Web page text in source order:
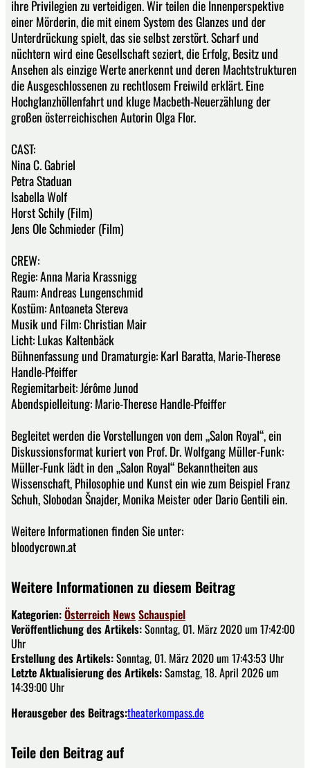
ihre Privilegien zu verteidigen. Wir teilen die Innenperspektive
einer Mörderin, die mit einem System des Glanzes und der
Unterdrückung spielt, das sie selbst zerstört. Scharf und
nüchtern wird eine Gesellschaft seziert, die Erfolg, Besitz und
Ansehen als einzige Werte anerkennt und deren Machtstrukturen
die Ausgeschlossenen zu rechtlosem Freiwild erklärt. Eine
Hochglanzhöllenfahrt und kluge Macbeth-Neuerzählung der
großen österreichischen Autorin Olga Flor.
CAST:
Nina C. Gabriel
Petra Staduan
Isabella Wolf
Horst Schily (Film)
Jens Ole Schmieder (Film)
CREW:
Regie: Anna Maria Krassnigg
Raum: Andreas Lungenschmid
Kostüm: Antoaneta Stereva
Musik und Film: Christian Mair
Licht: Lukas Kaltenbäck
Bühnenfassung und Dramaturgie: Karl Baratta, Marie-Therese
Handle-Pfeiffer
Regiemitarbeit: Jérôme Junod
Abendspielleitung: Marie-Therese Handle-Pfeiffer
Begleitet werden die Vorstellungen von dem „Salon Royal“, ein
Diskussionsformat kuriert von Prof. Dr. Wolfgang Müller-Funk:
Müller-Funk lädt in den „Salon Royal“ Bekanntheiten aus
Wissenschaft, Philosophie und Kunst ein wie zum Beispiel Franz
Schuh, Slobodan Šnajder, Monika Meister oder Dario Gentili ein.
Weitere Informationen finden Sie unter:
bloodycrown.at
Weitere Informationen zu diesem Beitrag
Kategorien:Österreich NewsSchauspiel
Veröffentlichung des Artikels:Sonntag, 01. März 2020 um 17:42:00
Uhr
Erstellung des Artikels:Sonntag, 01. März 2020 um 17:43:53 Uhr
Letzte Aktualisierung des Artikels:Samstag, 18. April 2026 um
14:39:00 Uhr
Herausgeber des Beitrags:theaterkompass.de
Teile den Beitrag auf